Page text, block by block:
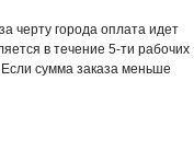
черту города оплата идет
в течение 5-ти рабочих
сумма заказа меньше